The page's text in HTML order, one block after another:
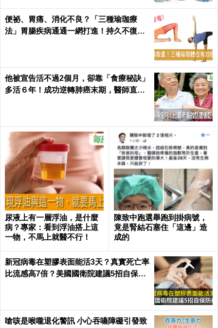
便祕、胃痛、消化不良？「三種瑜珈療
法」胃腸疾病通通一網打進！持久不復
他被宣告活不過2個月，卻靠「食療秘訣」
多活６年！成功逆轉肺癌末期，醫師直
尿液上有一層浮油，是什麼
病？專家：看到浮油搭上這
一物，不馬上就醫不行！
陳致中跑選舉跑到掛病號，
竟是腎結石塞住「這邊」造
成的
新冠病毒在塑膠表面能活3天？真實死亡率
比流感高7倍？美國國衛院建議5招自保防
嗆咳是喉嚨退化警訊 小心吞嚥障礙引發致